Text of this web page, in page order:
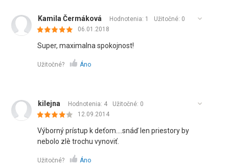
Kamila Čermáková Hodnotenia: 1 Užitočné: 0
06.01.2018
Super, maximalna spokojnost!
Užitočné? Áno
kilejna Hodnotenia: 4 Užitočné: 0
12.09.2014
Výborný prístup k deťom....snáď len priestory by
nebolo zlè trochu vynoviť.
Užitočné? Áno